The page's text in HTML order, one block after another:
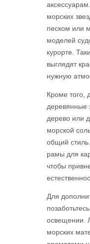
морских
песком или
моделей
курорте.
выглядят
нужную
Кроме того,
деревянные
дерево или
морской
общий
рамы для
чтобы
Для
освещении.
морских